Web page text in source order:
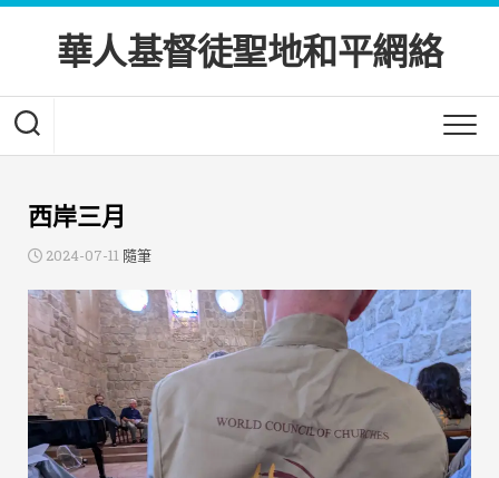
Skip
content華人基督徒聖地和平網絡
西岸三月
2024-07-11 隨筆